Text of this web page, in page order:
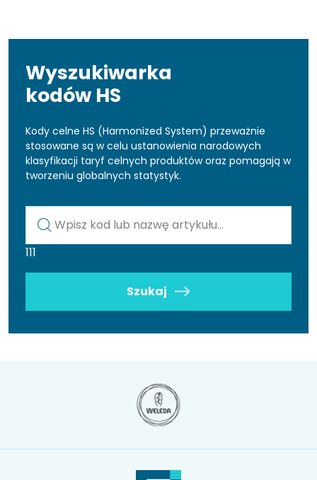
Wyszukiwarka
kodów HS
Kody celne HS (Harmonized System) przeważnie
stosowane są w celu ustanowienia narodowych
klasyfikacji taryf celnych produktów oraz pomagają w
tworzeniu globalnych statystyk.
111
Szukaj